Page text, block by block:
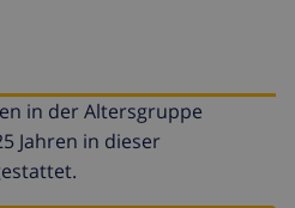
in der Altersgruppe
Jahren in dieser